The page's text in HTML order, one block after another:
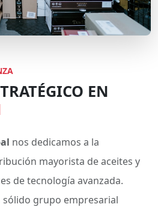
EN
nos dedicamos a la
mayorista de aceites y
de tecnología avanzada.
grupo empresarial